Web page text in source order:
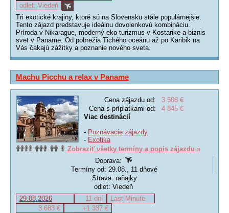
odlet: Viedeň
Tri exotické krajiny, ktoré sú na Slovensku stále populárnejšie.
Tento zájazd predstavuje ideálnu dovolenkovú kombináciu.
Príroda v Nikarague, moderný eko turizmus v Kostarike a biznis
svet v Paname. Od pobrežia Tichého oceánu až po Karibik na
Vás čakajú zážitky a poznanie nového sveta.
Machu Picchu a relax v Paname
Cena zájazdu od:
3 508 €
Cena s príplatkami od:
4 845 €
Viac destinácií
- Poznávacie zájazdy
- Exotika
Zobraziť všetky termíny a popis zájazdu »
Doprava:
Termíny od: 29.08., 11 dňové
Strava: raňajky
odlet: Viedeň
29.08.2026
11 dní
Last Minute
3 683 €
+1 337 €